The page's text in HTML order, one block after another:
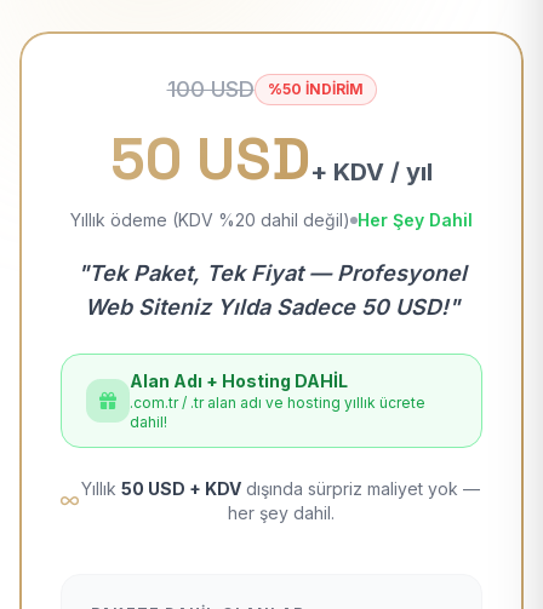
100 USD %50 İNDİRİM
50 USD+ KDV / yıl
Yıllık ödeme (KDV %20 dahil değil) Her Şey Dahil
"Tek Paket, Tek Fiyat — Profesyonel
Web Siteniz Yılda Sadece 50 USD!"
Alan Adı + Hosting DAHİL
.com.tr / .tr alan adı ve hosting yıllık ücrete
dahil!
Yıllık 50 USD + KDV dışında sürpriz maliyet yok —
her şey dahil.